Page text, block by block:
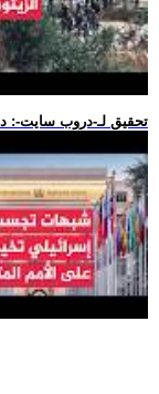
.. تحقيق لـ-دروب سايت-: